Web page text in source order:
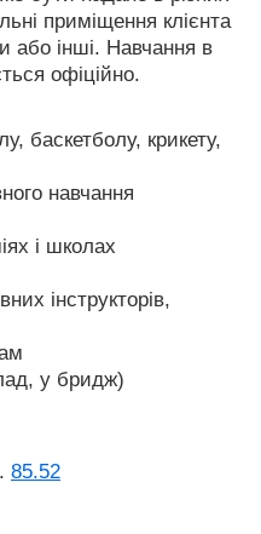
приміщення клієнта
або інші. Навчання в
офіційно.
баскетболу, крикету,
навчання
і школах
інструкторів,
у бридж)
85.52